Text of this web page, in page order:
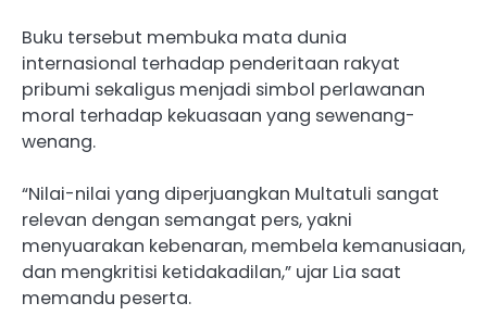
Buku tersebut membuka mata dunia
internasional terhadap penderitaan rakyat
pribumi sekaligus menjadi simbol perlawanan
moral terhadap kekuasaan yang sewenang-
wenang.
“Nilai-nilai yang diperjuangkan Multatuli sangat
relevan dengan semangat pers, yakni
menyuarakan kebenaran, membela kemanusiaan,
dan mengkritisi ketidakadilan,” ujar Lia saat
memandu peserta.